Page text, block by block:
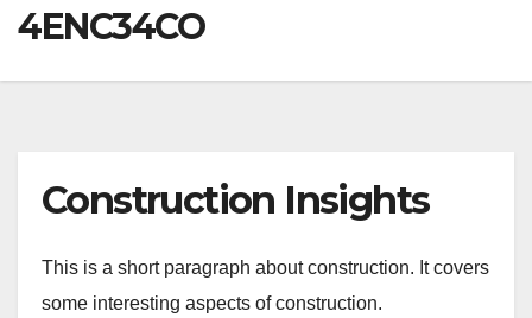
4ENC34CO
Construction Insights
This is a short paragraph about construction. It covers
some interesting aspects of construction.